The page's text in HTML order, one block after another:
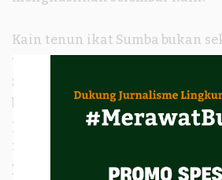
Kain tenun ikat Sumba bukan
tapi merupakan jiwa dan
Setiap helai kain yang ditenun
berisi doa-doa yang dipanjatkan
pembuat. Doa itu disematkan
masing peristiwa penting dalam
yang kelak memakainya.